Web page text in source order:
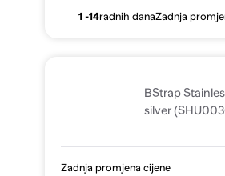
1 -14radnih danaZadnja
BStrap
silver
Zadnja promjena cijene